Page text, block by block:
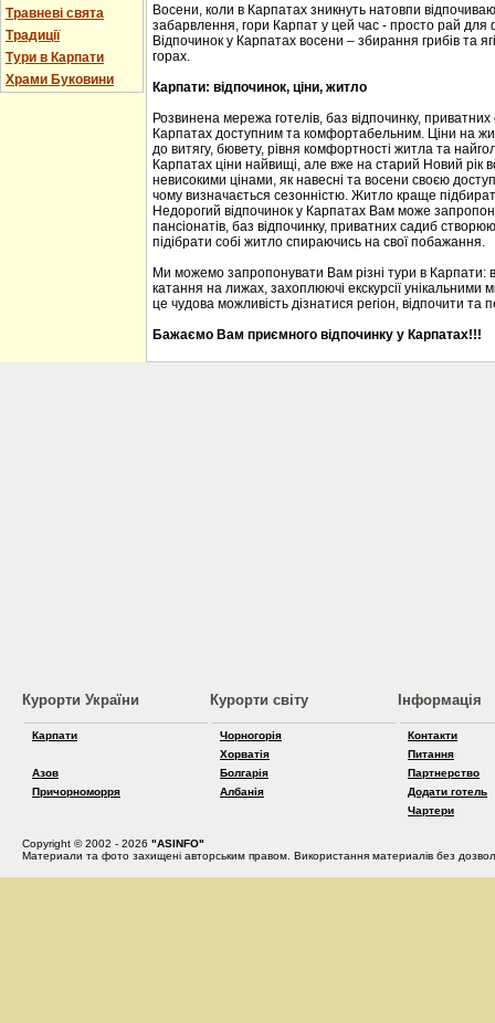
Травневі свята
Традиції
Тури в Карпати
Храми Буковини
Восени, коли в Карпатах зникнуть натовпи
забарвлення, гори Карпат у цей час - просто рай
Відпочинок у Карпатах восени – збирання грибів та
горах.
Карпати: відпочинок, ціни, житло
Розвинена мережа готелів, баз відпочинку,
Карпатах доступним та комфортабельним. Ціни на
до витягу, бювету, рівня комфортності житла та
Карпатах ціни найвищі, але вже на старий Новий рік
невисокими цінами, як навесні та восени своєю
чому визначається сезонністю. Житло краще
Недорогий відпочинок у Карпатах Вам може
пансіонатів, баз відпочинку, приватних садиб
підібрати собі житло спираючись на свої побажання.
Ми можемо запропонувати Вам різні тури в Карпати:
катання на лижах, захоплюючі екскурсії
це чудова можливість дізнатися регіон, відпочити та
Бажаємо Вам приємного відпочинку у Карпатах!!!
Курорти України
Карпати
Азов
Причорноморря
Курорти світу
Чорногорія
Хорватія
Болгарія
Албанія
Інформація
Контакти
Питання
Партнерство
Додати готель
Чартери
Copyright © 2002 - 2026 "ASINFO"
Материали та фото захищені авторським правом. Використання материалів без